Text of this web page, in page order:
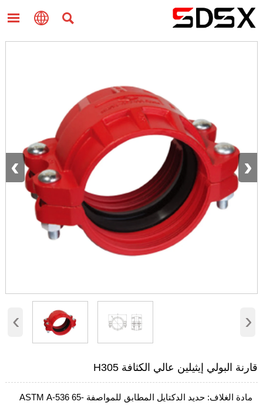



‹ ›
‹ ›
قارنة البولي إيثيلين عالي الكثافة H305
مادة الغلاف: حديد الدكتايل المطابق للمواصفة ASTM A-536 65-